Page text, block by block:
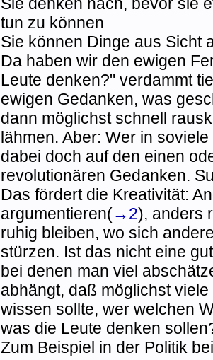
Sie denken nach, bevor sie
tun zu können
Sie können Dinge aus Sicht
Da haben wir den ewigen
Leute denken?" verdammt
ewigen Gedanken, was
dann möglichst schnell
lähmen. Aber: Wer in
dabei doch auf den einen
revolutionären Gedanken.
Das fördert die Kreativität:
argumentieren(→2), anders
ruhig bleiben, wo sich
stürzen. Ist das nicht eine
bei denen man viel
abhängt, daß möglichst
wissen sollte, wer welchen
was die Leute denken
Zum Beispiel in der Politik